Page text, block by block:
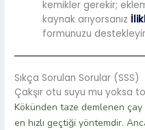
kemikler gerekir;
kaynak arıyorsanız
formunuzu
Sıkça Sorulan Sorular (SSS)
Çakşır otu suyu mu yoksa
Kökünden taze demlenen
en hızlı geçtiği yöntemdir.